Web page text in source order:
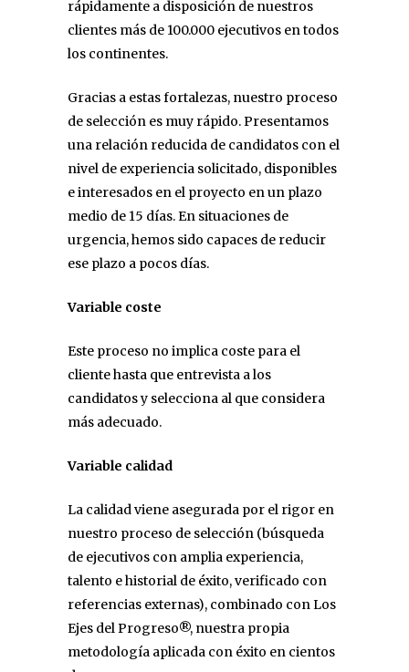
rápidamente a disposición de nuestros
clientes más de 100.000 ejecutivos en todos
los continentes.
Gracias a estas fortalezas, nuestro proceso
de selección es muy rápido. Presentamos
una relación reducida de candidatos con el
nivel de experiencia solicitado, disponibles
e interesados en el proyecto en un plazo
medio de 15 días. En situaciones de
urgencia, hemos sido capaces de reducir
ese plazo a pocos días.
Variable coste
Este proceso no implica coste para el
cliente hasta que entrevista a los
candidatos y selecciona al que considera
más adecuado.
Variable calidad
La calidad viene asegurada por el rigor en
nuestro proceso de selección (búsqueda
de ejecutivos con amplia experiencia,
talento e historial de éxito, verificado con
referencias externas), combinado con Los
Ejes del Progreso®, nuestra propia
metodología aplicada con éxito en cientos